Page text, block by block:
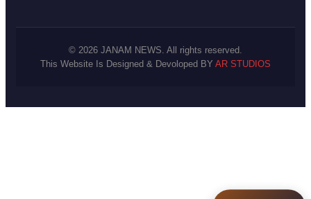
© 2026 JANAM NEWS. All rights reserved.
This Website Is Designed & Devoloped BY AR STUDIOS